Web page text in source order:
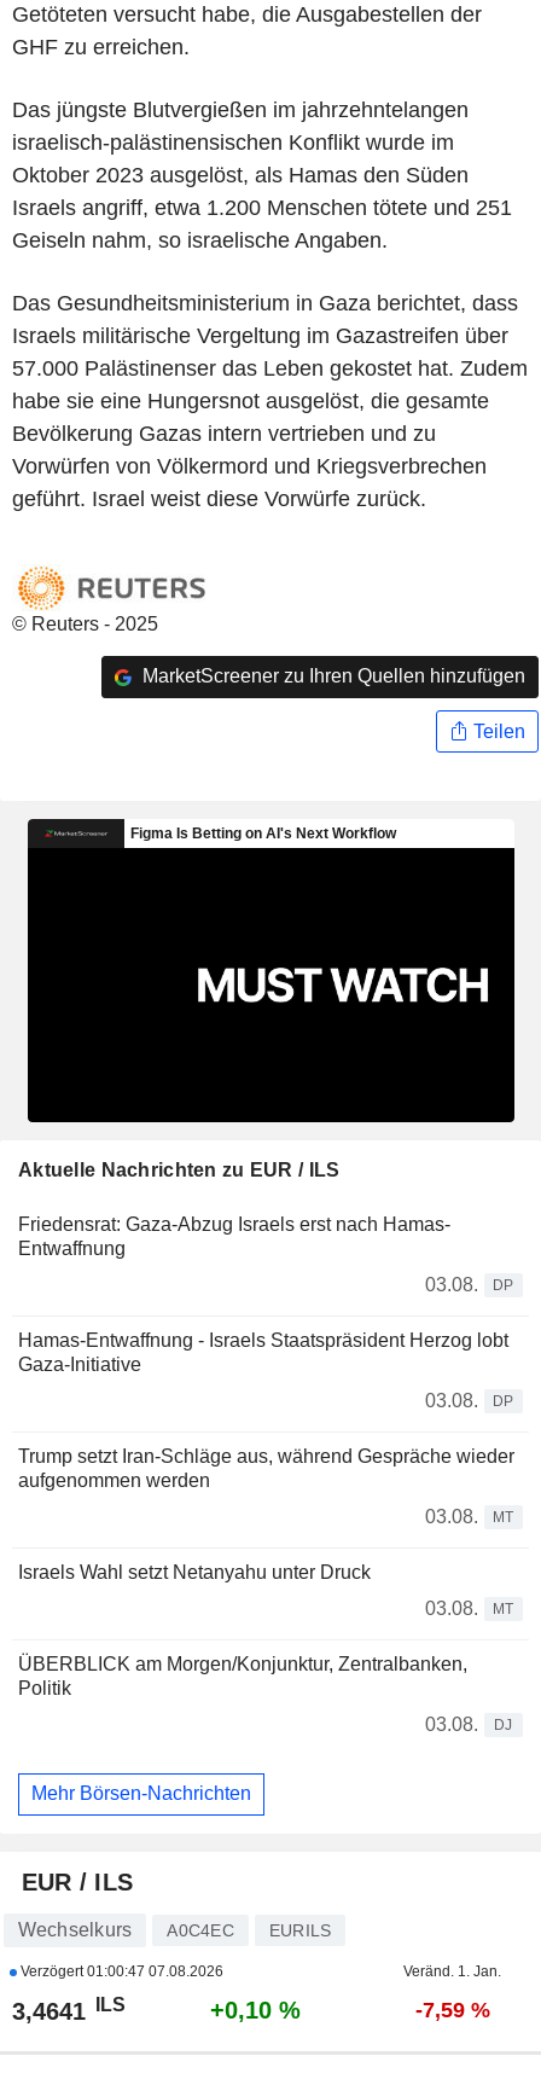
Getöteten versucht habe, die Ausgabestellen der
GHF zu erreichen.
Das jüngste Blutvergießen im jahrzehntelangen
israelisch-palästinensischen Konflikt wurde im
Oktober 2023 ausgelöst, als Hamas den Süden
Israels angriff, etwa 1.200 Menschen tötete und 251
Geiseln nahm, so israelische Angaben.
Das Gesundheitsministerium in Gaza berichtet, dass
Israels militärische Vergeltung im Gazastreifen über
57.000 Palästinenser das Leben gekostet hat. Zudem
habe sie eine Hungersnot ausgelöst, die gesamte
Bevölkerung Gazas intern vertrieben und zu
Vorwürfen von Völkermord und Kriegsverbrechen
geführt. Israel weist diese Vorwürfe zurück.
© Reuters - 2025
MarketScreener zu Ihren Quellen hinzufügen
Teilen
Aktuelle Nachrichten zu EUR / ILS
Friedensrat: Gaza-Abzug Israels erst nach Hamas-
Entwaffnung
03.08.
DP
Hamas-Entwaffnung - Israels Staatspräsident Herzog lobt
Gaza-Initiative
03.08.
DP
Trump setzt Iran-Schläge aus, während Gespräche wieder
aufgenommen werden
03.08.
MT
Israels Wahl setzt Netanyahu unter Druck
03.08.
MT
ÜBERBLICK am Morgen/Konjunktur, Zentralbanken,
Politik
03.08.
DJ
Mehr Börsen-Nachrichten
EUR / ILS
Wechselkurs A0C4EC EURILS
Verzögert01:00:47 07.08.2026 Veränd. 1. Jan.
3,4641 ILS +0,10 % -7,59 %